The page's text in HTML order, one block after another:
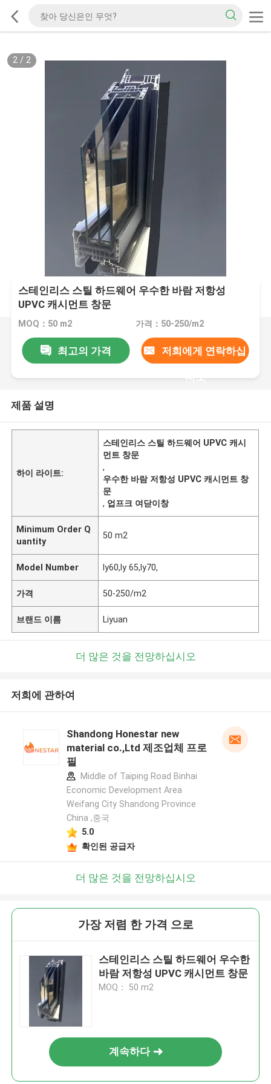
2/ 2
스테인리스 스틸 하드웨어 우수한 바람 저항성
UPVC 캐시먼트 창문
MOQ：50 m2 가격：50-250/m2
최고의 가격 저희에게 연락하십
시오
제품 설명
하이 라이트:
스테인리스 스틸 하드웨어 UPVC 캐시
먼트 창문
,
우수한 바람 저항성 UPVC 캐시먼트 창
문
, 업프크 여닫이창
Minimum Order Q
uantity
50 m2
Model Number ly60,ly 65,ly70,
가격 50-250/m2
브랜드 이름 Liyuan
더 많은 것을 전망하십시오
저희에 관하여
Shandong Honestar new
material co.,Ltd 제조업체 프로
필
Middle of Taiping Road Binhai
Economic Development Area
Weifang City Shandong Province
China ,중국
5.0
확인된 공급자
더 많은 것을 전망하십시오
가장 저렴 한 가격 으로
스테인리스 스틸 하드웨어 우수한
바람 저항성 UPVC 캐시먼트 창문
MOQ： 50 m2
계속하다